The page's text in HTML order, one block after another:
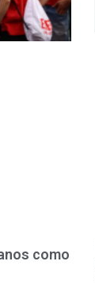
como